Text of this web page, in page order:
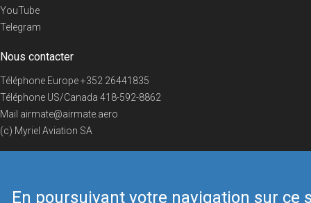
En poursuivant votre navigation sur ce
YouTube
Telegram
Nous contacter
Téléphone Europe+352 26441835
Téléphone US/Canada 418-592-8862
Mail airmate@airmate.aero
(c) Myriel Aviation SA
© 2019 Airmate -Conditions d'utilisation-Vie privée Back to top